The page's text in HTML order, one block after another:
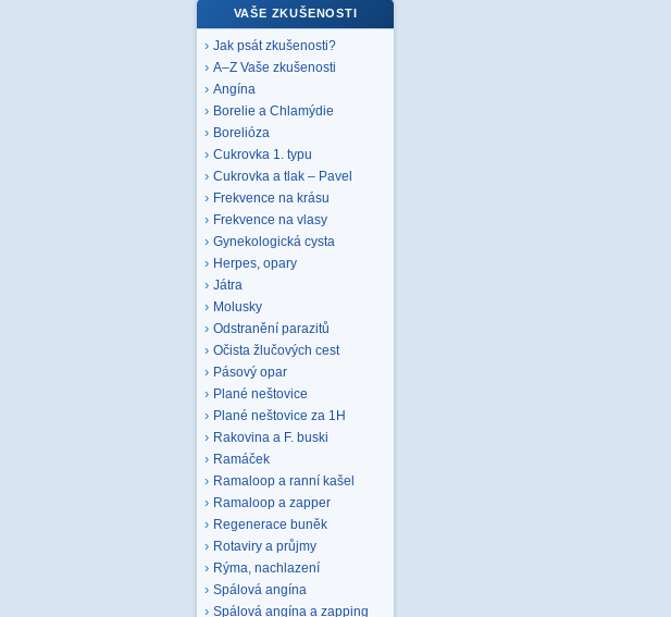
VAŠE ZKUŠENOSTI
Jak psát zkušenosti?
A–Z Vaše zkušenosti
Angína
Borelie a Chlamýdie
Borelióza
Cukrovka 1. typu
Cukrovka a tlak – Pavel
Frekvence na krásu
Frekvence na vlasy
Gynekologická cysta
Herpes, opary
Játra
Molusky
Odstranění parazitů
Očista žlučových cest
Pásový opar
Plané neštovice
Plané neštovice za 1H
Rakovina a F. buski
Ramáček
Ramaloop a ranní kašel
Ramaloop a zapper
Regenerace buněk
Rotaviry a průjmy
Rýma, nachlazení
Spálová angína
Spálová angína a zapping